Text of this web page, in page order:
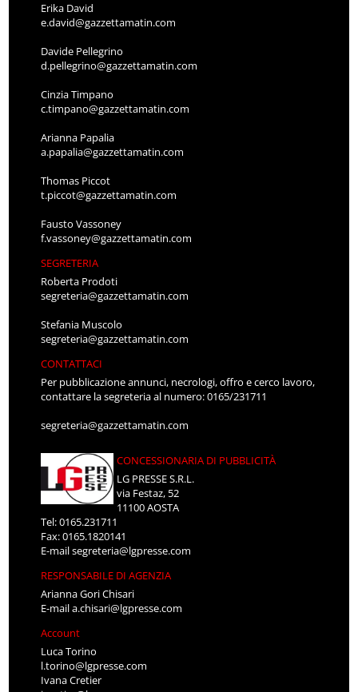
Erika David
e.david@gazzettamatin.com
Davide Pellegrino
d.pellegrino@gazzettamatin.com
Cinzia Timpano
c.timpano@gazzettamatin.com
Arianna Papalia
a.papalia@gazzettamatin.com
Thomas Piccot
t.piccot@gazzettamatin.com
Fausto Vassoney
f.vassoney@gazzettamatin.com
SEGRETERIA
Roberta Prodoti
segreteria@gazzettamatin.com
Stefania Muscolo
segreteria@gazzettamatin.com
CONTATTACI
Per pubblicazione annunci, necrologi, offro e cerco lavoro,
contattare la segreteria al numero: 0165/231711
segreteria@gazzettamatin.com
CONCESSIONARIA DI PUBBLICITÀ
LG PRESSE S.R.L.
via Festaz, 52
11100 AOSTA
Tel: 0165.231711
Fax: 0165.1820141
E-mailsegreteria@lgpresse.com
RESPONSABILE DI AGENZIA
Arianna Gori Chisari
E-maila.chisari@lgpresse.com
Account
Luca Torino
l.torino@lgpresse.com
Ivana Cretier